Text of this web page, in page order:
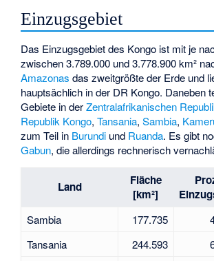
Einzugsgebiet
Das Einzugsgebiet des Kongo ist mit je
zwischen 3.789.000 und 3.778.900 km²
Amazonas das zweitgrößte der Erde und
hauptsächlich in der DR Kongo. Daneben
Gebiete in derZentralafrikanischen
Republik Kongo,Tansania,Sambia,
zum Teil in Burundi und Ruanda. Es gibt
Gabun, die allerdings rechnerisch
Land
Fläche
[km²]
Sambia 177.735
Tansania
244.593